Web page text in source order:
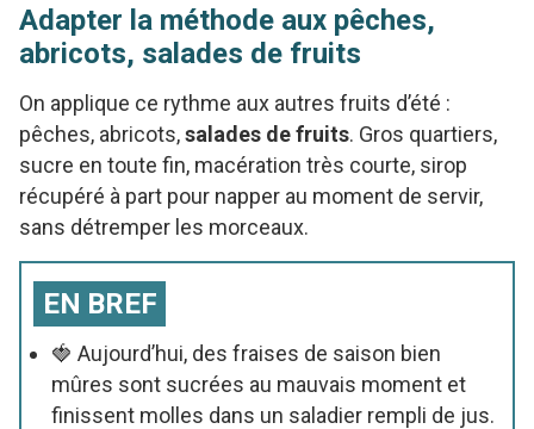
Adapter la méthode aux pêches,
abricots, salades de fruits
On applique ce rythme aux autres fruits d’été :
pêches, abricots,salades de fruits. Gros quartiers,
sucre en toute fin, macération très courte, sirop
récupéré à part pour napper au moment de servir,
sans détremper les morceaux.
EN BREF
🍓 Aujourd’hui, des fraises de saison bien
mûres sont sucrées au mauvais moment et
finissent molles dans un saladier rempli de jus.